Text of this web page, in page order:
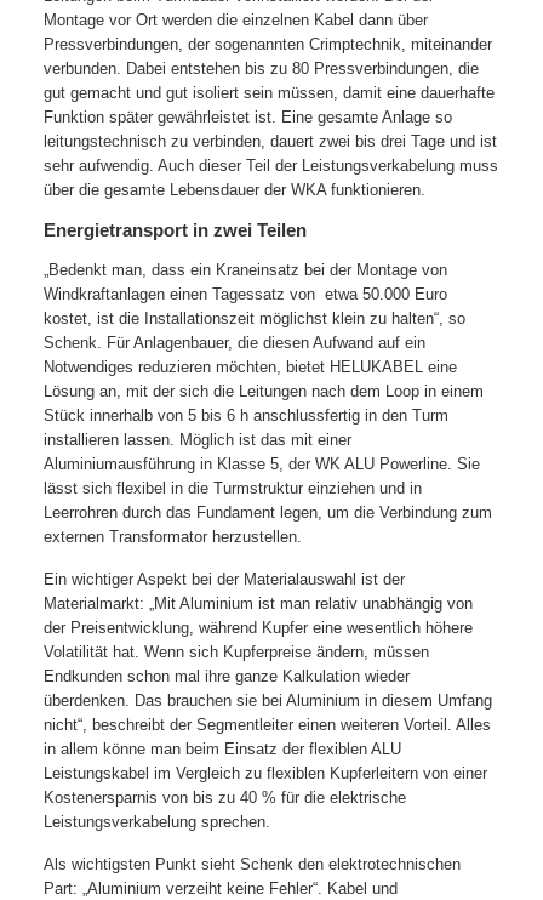
Montage vor Ort werden die einzelnen Kabel dann über
Pressverbindungen, der sogenannten Crimptechnik, miteinander
verbunden. Dabei entstehen bis zu 80 Pressverbindungen, die
gut gemacht und gut isoliert sein müssen, damit eine dauerhafte
Funktion später gewährleistet ist. Eine gesamte Anlage so
leitungstechnisch zu verbinden, dauert zwei bis drei Tage und ist
sehr aufwendig. Auch dieser Teil der Leistungsverkabelung muss
über die gesamte Lebensdauer der WKA funktionieren.
Energietransport in zwei Teilen
„Bedenkt man, dass ein Kraneinsatz bei der Montage von
Windkraftanlagen einen Tagessatz von etwa 50.000 Euro
kostet, ist die Installationszeit möglichst klein zu halten“, so
Schenk. Für Anlagenbauer, die diesen Aufwand auf ein
Notwendiges reduzieren möchten, bietet HELUKABEL eine
Lösung an, mit der sich die Leitungen nach dem Loop in einem
Stück innerhalb von 5 bis 6 h anschlussfertig in den Turm
installieren lassen. Möglich ist das mit einer
Aluminiumausführung in Klasse 5, der WK ALU Powerline. Sie
lässt sich flexibel in die Turmstruktur einziehen und in
Leerrohren durch das Fundament legen, um die Verbindung zum
externen Transformator herzustellen.
Ein wichtiger Aspekt bei der Materialauswahl ist der
Materialmarkt: „Mit Aluminium ist man relativ unabhängig von
der Preisentwicklung, während Kupfer eine wesentlich höhere
Volatilität hat. Wenn sich Kupferpreise ändern, müssen
Endkunden schon mal ihre ganze Kalkulation wieder
überdenken. Das brauchen sie bei Aluminium in diesem Umfang
nicht“, beschreibt der Segmentleiter einen weiteren Vorteil. Alles
in allem könne man beim Einsatz der flexiblen ALU
Leistungskabel im Vergleich zu flexiblen Kupferleitern von einer
Kostenersparnis von bis zu 40 % für die elektrische
Leistungsverkabelung sprechen.
Als wichtigsten Punkt sieht Schenk den elektrotechnischen
Part: „Aluminium verzeiht keine Fehler“. Kabel und